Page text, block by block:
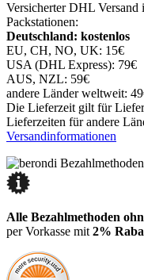
Versicherter DHL
Packstationen:
Deutschland: kostenlos
EU, CH, NO, UK: 15€
USA (DHL Express): 79€
AUS, NZL: 59€
andere Länder weltweit:
Die Lieferzeit gilt für
Lieferzeiten für andere
Versandinformationen
Alle Bezahlmethoden
per Vorkasse mit 2%